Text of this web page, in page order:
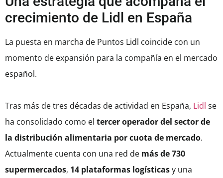
crecimiento de Lidl en España
La puesta en marcha de Puntos Lidl coincide con un
momento de expansión para la compañía en el mercado
español.
Tras más de tres décadas de actividad en España, Lidl se
ha consolidado como el tercer operador del sector de
la distribución alimentaria por cuota de mercado.
Actualmente cuenta con una red de más de 730
supermercados, 14 plataformas logísticasy una